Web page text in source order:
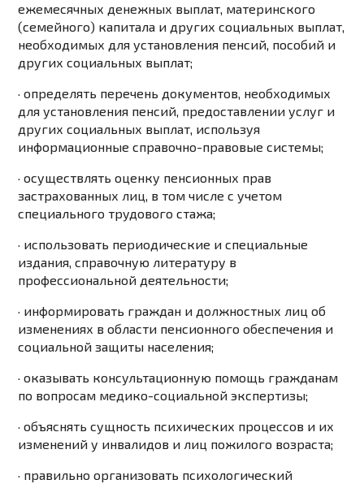
ежемесячных денежных выплат, материнского
(семейного) капитала и других социальных выплат,
необходимых для установления пенсий, пособий и
других социальных выплат;
· определять перечень документов, необходимых
для установления пенсий, предоставлении услуг и
других социальных выплат, используя
информационные справочно-правовые системы;
· осуществлять оценку пенсионных прав
застрахованных лиц, в том числе с учетом
специального трудового стажа;
· использовать периодические и специальные
издания, справочную литературу в
профессиональной деятельности;
· информировать граждан и должностных лиц об
изменениях в области пенсионного обеспечения и
социальной защиты населения;
· оказывать консультационную помощь гражданам
по вопросам медико-социальной экспертизы;
· объяснять сущность психических процессов и их
изменений у инвалидов и лиц пожилого возраста;
· правильно организовать психологический